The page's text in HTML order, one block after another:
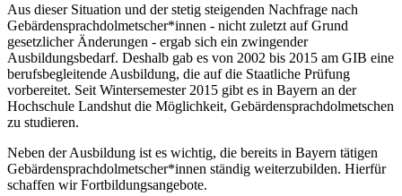
Aus dieser Situation und der stetig steigenden Nachfrage nach
Gebärdensprachdolmetscher*innen - nicht zuletzt auf Grund
gesetzlicher Änderungen - ergab sich ein zwingender
Ausbildungsbedarf. Deshalb gab es von 2002 bis 2015 am GIB eine
berufsbegleitende Ausbildung, die auf die Staatliche Prüfung
vorbereitet. Seit Wintersemester 2015 gibt es in Bayern an der
Hochschule Landshut die Möglichkeit, Gebärdensprachdolmetschen
zu studieren.
Neben der Ausbildung ist es wichtig, die bereits in Bayern tätigen
Gebärdensprachdolmetscher*innen ständig weiterzubilden. Hierfür
schaffen wir Fortbildungsangebote.